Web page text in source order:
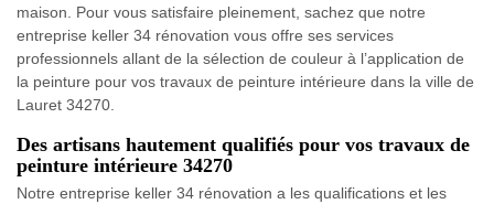
maison. Pour vous satisfaire pleinement, sachez que notre
entreprise keller 34 rénovation vous offre ses services
professionnels allant de la sélection de couleur à l’application de
la peinture pour vos travaux de peinture intérieure dans la ville de
Lauret 34270.
Des artisans hautement qualifiés pour vos travaux de
peinture intérieure 34270
Notre entreprise keller 34 rénovation a les qualifications et les